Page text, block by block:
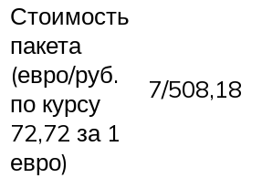
Стоимость
пакета
(евро/руб.
по курсу
72,72 за 1
евро)
7/508,18